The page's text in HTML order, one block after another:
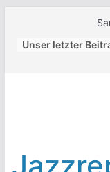
Unser letzter